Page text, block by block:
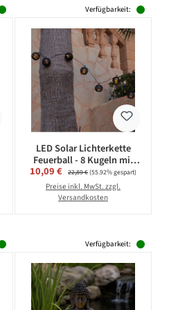
Verfügbarkeit:
LED Solar Lichterkette
Feuerball - 8 Kugeln mit
Flammeneffekt -
Lichtsensor - L: 2,1m - für
Außen
Verkaufspreis:
10,09 € Regulärer Preis:
22,89 €(55.92% gespart)
Preise inkl. MwSt. zzgl.
Versandkosten
Verfügbarkeit: